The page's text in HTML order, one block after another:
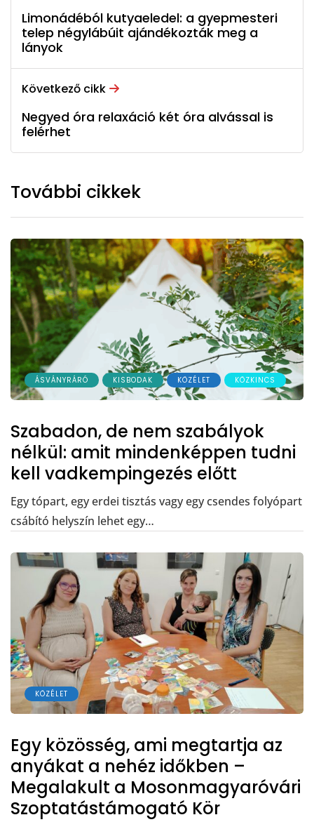
Limonádéból kutyaeledel: a gyepmesteri
telep négylábúit ajándékozták meg a
lányok
Következő cikk
Negyed óra relaxáció két óra alvással is
felérhet
További cikkek
ÁSVÁNYRÁRÓ KISBODAK KÖZÉLET KÖZKINCS
Szabadon, de nem szabályok
nélkül: amit mindenképpen tudni
kell vadkempingezés előtt
Egy tópart, egy erdei tisztás vagy egy csendes folyópart
csábító helyszín lehet egy…
KÖZÉLET
Egy közösség, ami megtartja az
anyákat a nehéz időkben –
Megalakult a Mosonmagyaróvári
Szoptatástámogató Kör